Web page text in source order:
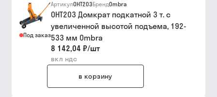
Под заказ
АртикулOHT203БрендOmbra
OHT203 Домкрат подкатной 3 т. с
увеличенной высотой подъема, 192-
533 мм Ombra
8 142,04 ₽/шт
вкл ндс
в корзину